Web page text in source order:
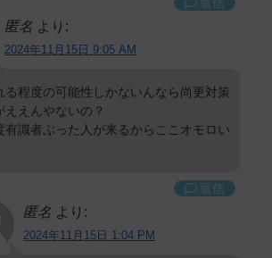
匿名 より:
2024年11月15日 9:05 AM
る程度の可能性しかないんなら尚更対策
ええんやないの？
有識者ぶった人が来るからここオモロい
返信
匿名 より:
2024年11月15日 1:04 PM